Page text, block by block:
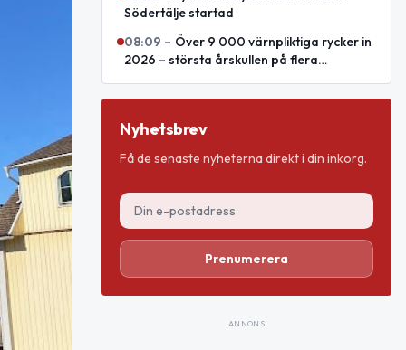
Södertälje startad
08:09 – Över 9 000 värnpliktiga rycker in
2026 – största årskullen på flera
Nyhetsbrev
Få de senaste nyheterna direkt i din inkorg.
Prenumerera
ANNONS